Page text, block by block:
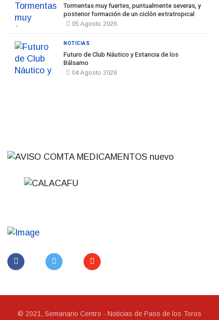
Tormentas muy fuertes, puntualmente severas, y
posterior formación de un ciclón extratropical
05 Agosto 2026
Futuro de Club Náutico y Estancia de los
Bálsamo
04 Agosto 2026
NOTICIAS
© 2021, Semanario Centro - Noticias de Paso de los Toros